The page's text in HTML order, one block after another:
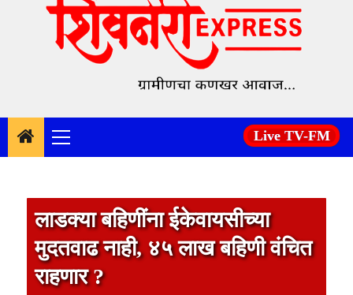
content
Primary
Menu
Live TV-FM
लाडक्या बहिणींना ईकेवायसीच्या
मुदतवाढ नाही, ४५ लाख बहिणी वंचित
राहणार ?